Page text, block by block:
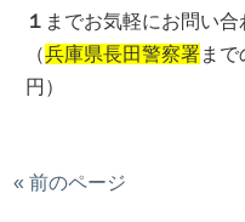
１ までお気軽にお問い合
（兵庫県長田警察署ま
円）
« 前のページ